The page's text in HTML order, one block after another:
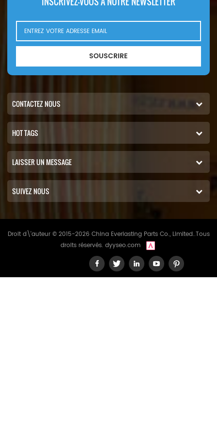
SOUSCRIRE
CONTACTEZ NOUS
HOT TAGS
LAISSER UN MESSAGE
SUIVEZ NOUS
Droit d\'auteur © 2015-2026 China Everlasting Parts Co., Limited..Tous
droits réservés. dyyseo.com